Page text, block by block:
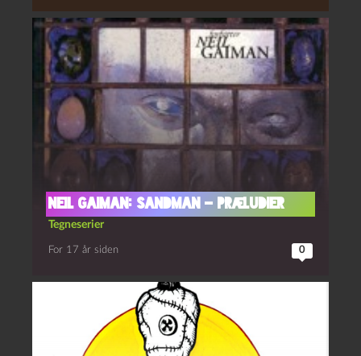
Neil Gaiman: Sandman – Præludier
Tegneserier
For 17 år siden 0